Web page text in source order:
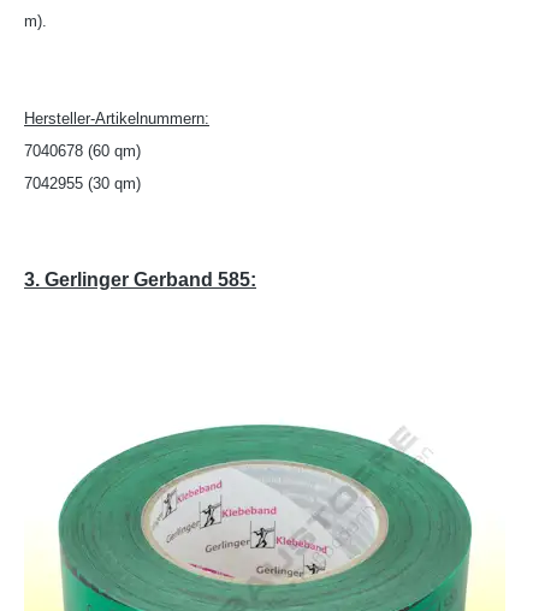
m).
Hersteller-Artikelnummern:
7040678 (60 qm)
7042955 (30 qm)
3. Gerlinger Gerband 585: